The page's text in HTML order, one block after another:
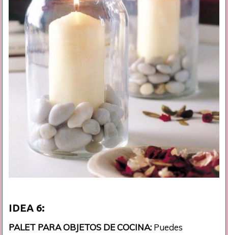
IDEA 6:
PALET PARA OBJETOS DE COCINA: Puedes